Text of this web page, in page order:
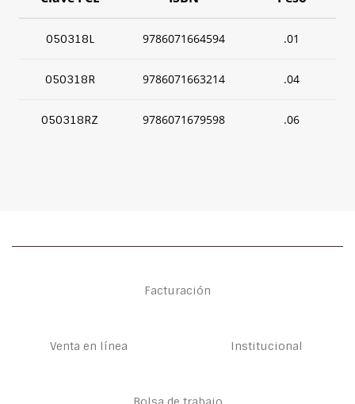
050318L 9786071664594 .01
050318R 9786071663214 .04
050318RZ 9786071679598 .06
Facturación
Venta en línea Institucional